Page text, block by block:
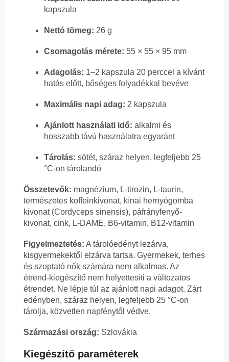
kapszula
Nettó tömeg: 26 g
Csomagolás mérete: 55 × 55 × 95 mm
Adagolás: 1–2 kapszula 20 perccel a kívánt
hatás előtt, bőséges folyadékkal bevéve
Maximális napi adag: 2 kapszula
Ajánlott használati idő: alkalmi és
hosszabb távú használatra egyaránt
Tárolás: sötét, száraz helyen, legfeljebb 25
°C-on tárolandó
Összetevők: magnézium, L-tirozin, L-taurin,
természetes koffeinkivonat, kínai hernyógomba
kivonat (Cordyceps sinensis), páfrányfenyő-
kivonat, cink, L-DAME, B6-vitamin, B12-vitamin
Figyelmeztetés: A tárolóedényt lezárva,
kisgyermekektől elzárva tartsa. Gyermekek, terhes
és szoptató nők számára nem alkalmas. Az
étrend-kiegészítő nem helyettesíti a változatos
étrendet. Ne lépje túl az ajánlott napi adagot. Zárt
edényben, száraz helyen, legfeljebb 25 °C-on
tárolja, közvetlen napfénytől védve.
Származási ország: Szlovákia
Kiegészítő paraméterek